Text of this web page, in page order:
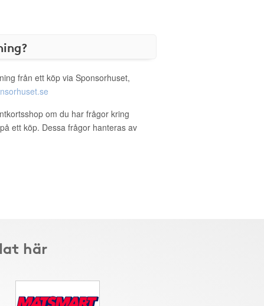
från ett köp via Sponsorhuset,
om du har frågor kring
ett köp. Dessa frågor hanteras av
här